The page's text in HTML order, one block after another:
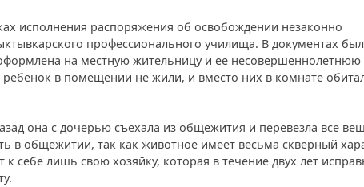
исполнения распоряжения об освобождении незаконно
профессионального училища. В документах
на местную жительницу и ее несовершеннолетнюю
в помещении не жили, и вместо них в комнате
она с дочерью съехала из общежития и перевезла все
в общежитии, так как животное имеет весьма скверный
себе лишь свою хозяйку, которая в течение двух лет